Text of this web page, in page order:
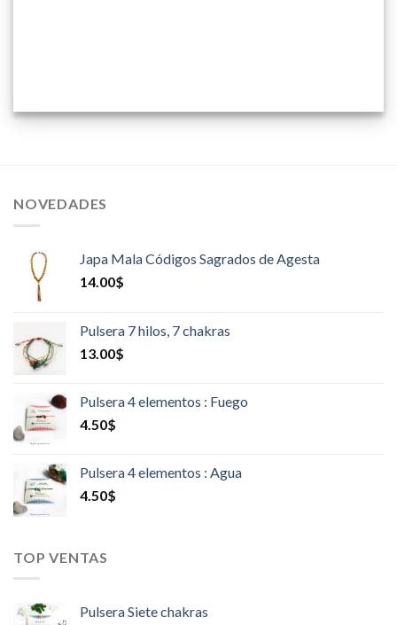
NOVEDADES
Japa Mala Códigos Sagrados de Agesta
14.00$
Pulsera 7 hilos, 7 chakras
13.00$
Pulsera 4 elementos : Fuego
4.50$
Pulsera 4 elementos : Agua
4.50$
TOP VENTAS
Pulsera Siete chakras